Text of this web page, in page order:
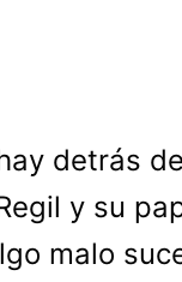
detrás
y su
malo